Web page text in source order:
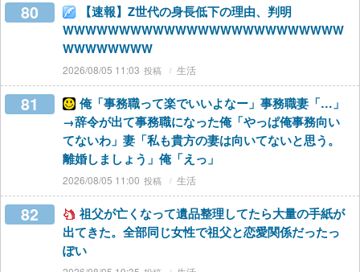
80
【速報】Z世代の身長低下の理由、判明
WWWWWWWWWWWWWWWWWWWWWWWWW
WWWWWWWW
2026/08/05 11:03 生活
81
俺「事務職って楽でいいよなー」事務職妻「…」
→辞令が出て事務職になった俺「やっぱ俺事務向い
てないわ」妻「私も貴方の妻は向いてないと思う。
離婚しましょう」俺「えっ」
2026/08/05 11:00 生活
82
祖父が亡くなって遺品整理してたら大量の手紙が
出てきた。全部同じ女性で祖父と恋愛関係だったっ
ぽい